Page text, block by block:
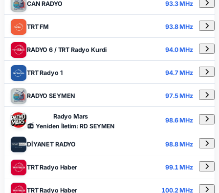
CAN RADYO 93.3 MHz
TRT FM 93.8 MHz
RADYO 6 / TRT Radyo Kurdi 94.0 MHz
TRT Radyo 1 94.7 MHz
RADYO SEYMEN 97.5 MHz
Radyo Mars
Yeniden İletim: RD SEYMEN
98.6 MHz
DİYANET RADYO 98.8 MHz
TRT Radyo Haber 99.1 MHz
TRT Radyo Haber 100.2 MHz